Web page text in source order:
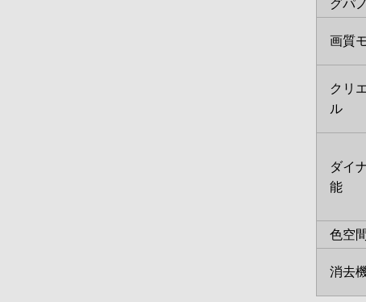
グパ
画質
クリ
ル
ダイ
能
色空間
消去